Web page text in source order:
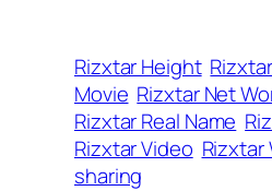
Rizxtar Height
Movie Rizxtar Net
Rizxtar Real Name
Rizxtar Video Rizxtar
sharing